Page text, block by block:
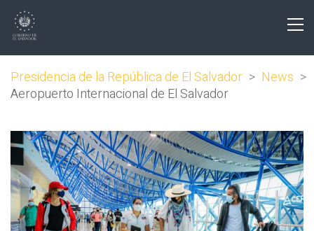
Presidencia de la República de El Salvador > News >
Aeropuerto Internacional de El Salvador